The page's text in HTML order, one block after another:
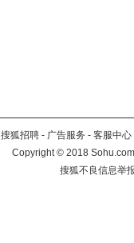
搜狐招聘 - 广告服务 - 客服中心
Copyright©2018
搜狐不良信息举